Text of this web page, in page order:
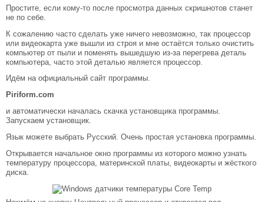
Простите, если кому-то после просмотра данных скришнотов станет
не по себе.
К сожалению часто сделать уже ничего невозможно, так процессор
или видеокарта уже вышли из строя и мне остаётся только очистить
компьютер от пыли и поменять вышедшую из-за перегрева деталь
компьютера, часто этой деталью является процессор.
Идём на официальный сайт программы.
Piriform.com
и автоматически началась скачка установщика программы.
Запускаем установщик.
Язык можете выбрать Русский. Очень простая установка программы.
Открывается начальное окно программы из которого можно узнать
температуру процессора, материнской платы, видеокарты и жёсткого
диска.